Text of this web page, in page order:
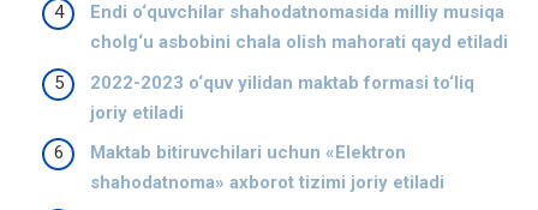
Endi o‘quvchilar shahodatnomasida milliy musiqa
cholg‘u asbobini chala olish mahorati qayd etiladi
2022-2023 o‘quv yilidan maktab formasi to‘liq
joriy etiladi
Maktab bitiruvchilari uchun «Elektron
shahodatnoma» axborot tizimi joriy etiladi